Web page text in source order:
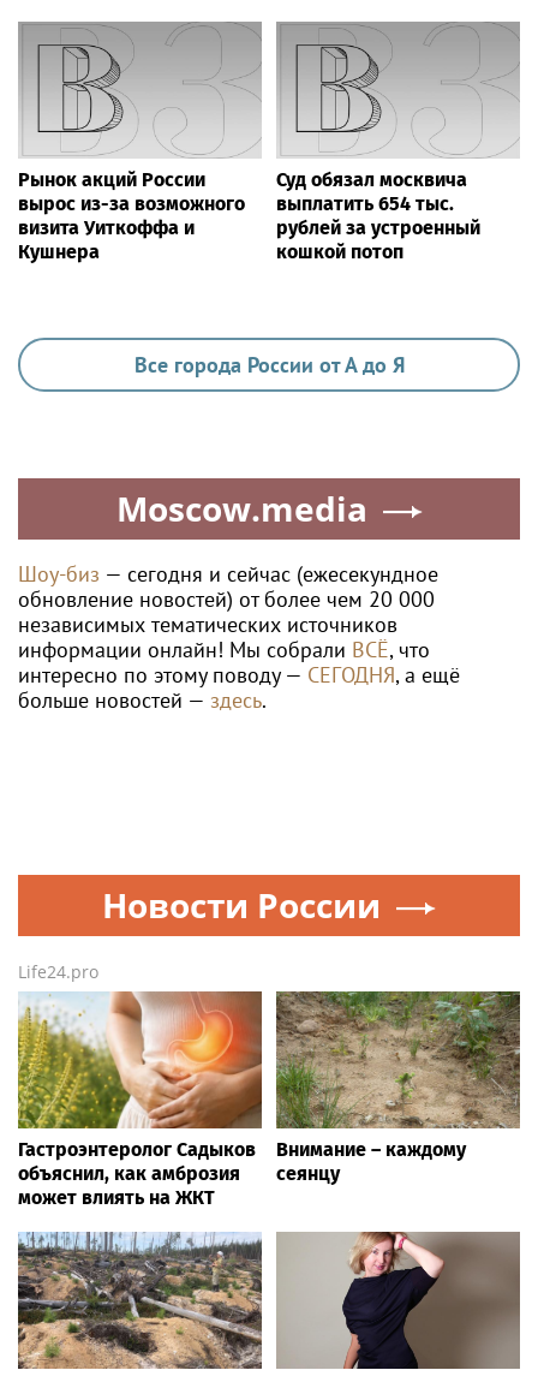
Рынок акций России
вырос из-за возможного
визита Уиткоффа и
Кушнера
Суд обязал москвича
выплатить 654 тыс.
рублей за устроенный
кошкой потоп
Все города России от А до Я
Moscow.media
Шоу-биз — сегодня и сейчас (ежесекундное
обновление новостей) от более чем 20 000
независимых тематических источников
информации онлайн! Мы собрали ВСЁ, что
интересно по этому поводу — СЕГОДНЯ, а ещё
больше новостей — здесь.
Новости России
Life24.pro
Гастроэнтеролог Садыков
объяснил, как амброзия
может влиять на ЖКТ
Внимание – каждому
сеянцу